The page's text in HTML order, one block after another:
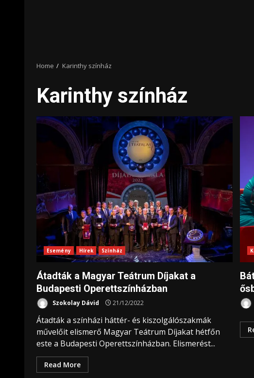
Home Karinthy színház
Karinthy színház
Esemény Hírek Színház
Átadták a Magyar Teátrum Díjakat a
Budapesti Operettszínházban
Szokolay Dávid 21/12/2022
Átadták a színházi háttér- és kiszolgálószakmák
művelőit elismerő Magyar Teátrum Díjakat hétfőn
este a Budapesti Operettszínházban. Elismerést...
Read More